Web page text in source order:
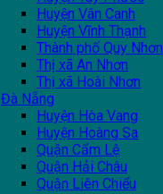
Huyện Vân Canh
Huyện Vĩnh Thạnh
Thành phố Quy Nhơn
Thị xã An Nhơn
Thị xã Hoài Nhơn
Đà Nẵng
Huyện Hòa Vang
Huyện Hoàng Sa
Quận Cẩm Lệ
Quận Hải Châu
Quận Liên Chiểu